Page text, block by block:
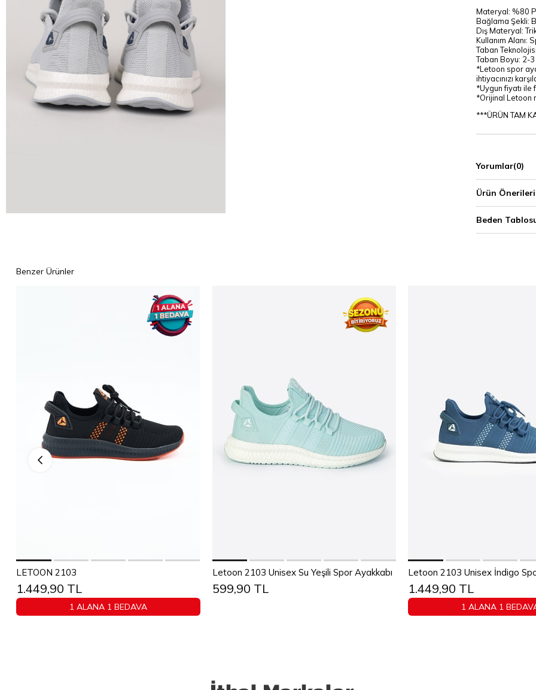
Materyal: %80
Bağlama Şekli:
Dış Materyal:
Kullanım Alanı:
Taban
Taban Boyu: 2-3
*Letoon spor
ihtiyacınızı
*Uygun fiyatı ile
*Orijinal Letoon
***ÜRÜN TAM
Yorumlar(0)
Ürün Önerileri
Beden
Benzer Ürünler
36 37 38
LETOON 2103
1.449,90 TL
1 ALANA 1 BEDAVA
Sepete Ekle
36 37 38 39 40 41 42
43
Letoon 2103 Unisex Su Yeşili Spor Ayakkabı
599,90 TL
Sepete Ekle
36 37 38 39 40
Letoon 2103 Unisex İndigo
1.449,90 TL
1 ALANA 1